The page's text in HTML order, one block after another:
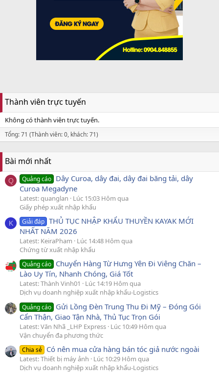
Thành viên trực tuyến
Không có thành viên trực tuyến.
Tổng: 71 (Thành viên: 0, khách: 71)
Bài mới nhất
Q Quảng cáo Dây Curoa, dây đai, dây đai băng tải, dây
Curoa Megadyne
Latest: quanglan
Lúc 15:03 Hôm qua
Giấy phép xuất nhập khẩu
K Giải đáp THỦ TỤC NHẬP KHẨU THUYỀN KAYAK MỚI
NHẤT NĂM 2026
Latest: KeiraPham
Lúc 14:48 Hôm qua
Chứng từ xuất nhập khẩu
Quảng cáo Chuyển Hàng Từ Hưng Yên Đi Viêng Chăn –
Lào Uy Tín, Nhanh Chóng, Giá Tốt
Latest: Thành Vinh01
Lúc 14:19 Hôm qua
Dịch vụ doanh nghiệp xuất nhập khẩu-Logistics
Quảng cáo Gửi Lồng Đèn Trung Thu Đi Mỹ – Đóng Gói
Cẩn Thận, Giao Tận Nhà, Thủ Tục Trọn Gói
Latest: Văn Nhã _LHP Express Lúc 10:49 Hôm qua
Vận chuyển đa phương thức
Chia sẻ Có nên mua cửa hàng bán tóc giả nước ngoài
Latest: Thiết bị máy ảnh
Lúc 10:29 Hôm qua
Dịch vụ doanh nghiệp xuất nhập khẩu-Logistics